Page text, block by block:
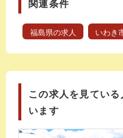
関連条件
福島県の求人 いわき
この求人を見てい
います